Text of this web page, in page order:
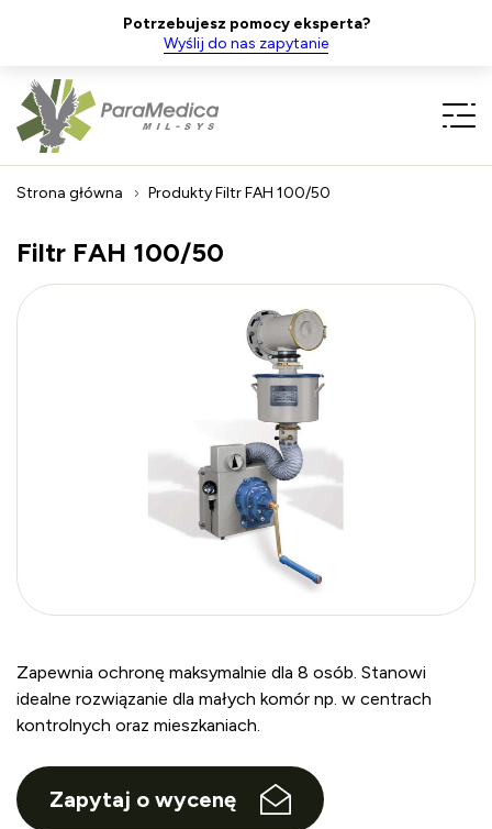
Potrzebujesz pomocy eksperta?
Wyślij do nas zapytanie
Strona główna ProduktyFiltr FAH 100/50
Filtr FAH 100/50
Zapewnia ochronę maksymalnie dla 8 osób. Stanowi
idealne rozwiązanie dla małych komór np. w centrach
kontrolnych oraz mieszkaniach.
Zapytaj o wycenę